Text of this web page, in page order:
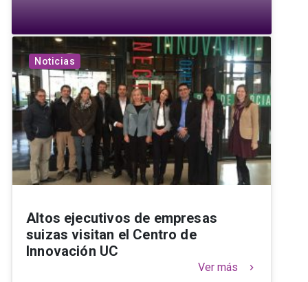
Noticias
Altos ejecutivos de empresas
suizas visitan el Centro de
Innovación UC
Ver más keyboard_arrow_right